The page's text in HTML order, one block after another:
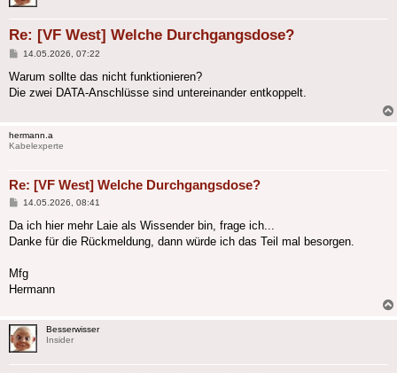
Re: [VF West] Welche Durchgangsdose?
Beitrag
14.05.2026, 07:22
Warum sollte das nicht funktionieren?
Die zwei DATA-Anschlüsse sind untereinander entkoppelt.
hermann.a
Kabelexperte
Re: [VF West] Welche Durchgangsdose?
Beitrag
14.05.2026, 08:41
Da ich hier mehr Laie als Wissender bin, frage ich...
Danke für die Rückmeldung, dann würde ich das Teil mal besorgen.
Mfg
Hermann
Besserwisser
Insider